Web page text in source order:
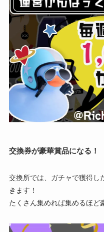
交換券が豪華賞品になる！
交換所では、ガチャで獲得し
きます！
たくさん集めれば集めるほど